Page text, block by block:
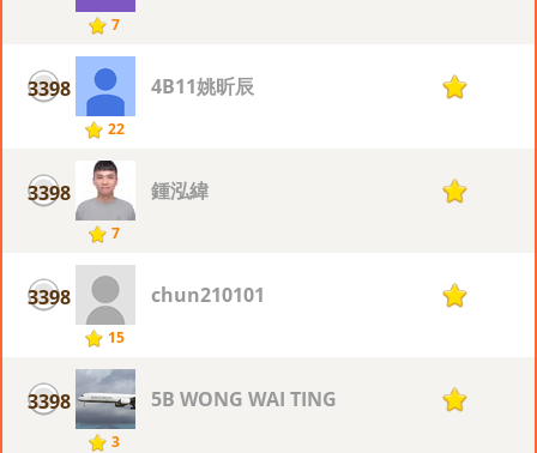
7
3398
22
4B11姚昕辰 1
3398
7
鍾泓緯 1
3398
15
chun210101 1
3398
3
5B WONG WAI TING 1